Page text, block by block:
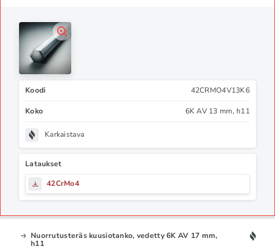
Koodi 42CRMO4V13K6
Koko 6K AV 13 mm, h11
Karkaistava
Lataukset
42CrMo4
Nuorrutusteräs kuusiotanko, vedetty 6K AV 17 mm,
h11